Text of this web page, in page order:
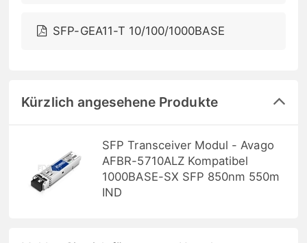
SFP-GEA11-T 10/100/1000BASE
Kürzlich angesehene Produkte
SFP Transceiver Modul - Avago
AFBR-5710ALZ Kompatibel
1000BASE-SX SFP 850nm 550m
IND